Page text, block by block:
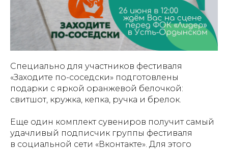
Специально для участников фестиваля
«Заходите по-соседски» подготовлены
подарки с яркой оранжевой белочкой:
свитшот, кружка, кепка, ручка и брелок.
Еще один комплект сувениров получит самый
удачливый подписчик группы фестиваля
в социальной сети «Вконтакте». Для этого